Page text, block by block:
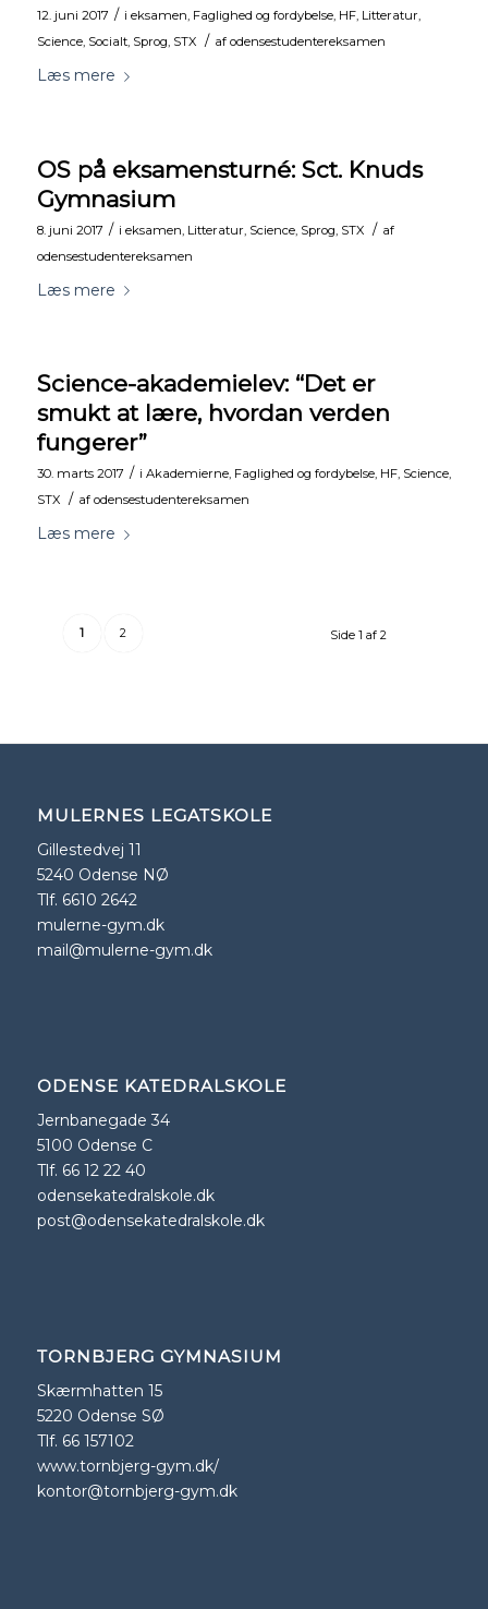
12. juni 2017 / i eksamen Faglighed og fordybelse, HF, Litteratur,
Science, Socialt, Sprog STX / af odensestudentereksamen
Læs mere
OS på eksamensturné: Sct. Knuds
Gymnasium
8. juni 2017 / i eksamen Litteratur, Science, Sprog STX / af
odensestudentereksamen
Læs mere
Science-akademielev: “Det er
smukt at lære, hvordan verden
fungerer”
30. marts 2017 / i Akademierne, Faglighed og fordybelse, HF, Science,
STX
/ af odensestudentereksamen
Læs mere
Side 1 af 2
1 2
MULERNES LEGATSKOLE
Gillestedvej 11
5240 Odense NØ
Tlf. 6610 2642
mulerne-gym.dk
mail@mulerne-gym.dk
ODENSE KATEDRALSKOLE
Jernbanegade 34
5100 Odense C
Tlf. 66 12 22 40
odensekatedralskole.dk
post@odensekatedralskole.dk
TORNBJERG GYMNASIUM
Skærmhatten 15
5220 Odense SØ
Tlf. 66 157102
www.tornbjerg-gym.dk/
kontor@tornbjerg-gym.dk